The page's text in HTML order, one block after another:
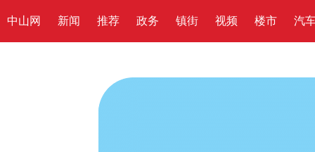
中山网 新闻 推荐 政务 镇街 视频 楼市 汽